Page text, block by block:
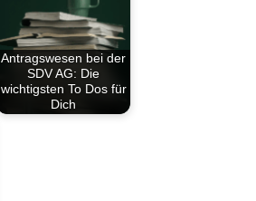
Antragswesen bei der
SDV AG: Die
wichtigsten To Dos für
Dich